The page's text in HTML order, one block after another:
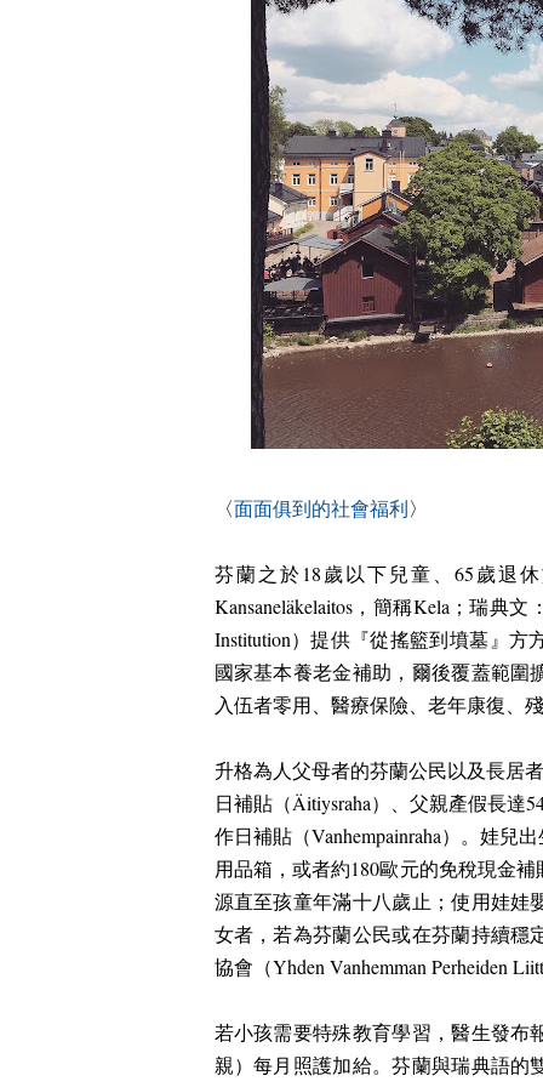
〈面面俱到的社會福利〉
芬蘭之於18歲以下兒童、 65歲退
Kansaneläkelaitos，簡稱Kela ；瑞典文
Institution）提供『從搖籃到墳墓』方
國家基本養老金補助，爾後覆蓋範圍
入伍者零用、醫療保險、老年康復、
升格為人父母者的芬蘭公民以及長居
日補貼（Äitiysraha）、父親產假長達
作日補貼（Vanhempainraha）。娃兒
用品箱，或者約180歐元的免稅現金
源直至孩童年滿十八歲止；使用娃娃
女者，若為芬蘭公民或在芬蘭持續穩
協會（Yhden Vanhemman Perheiden
若小孩需要特殊教育學習，醫生發布
親）每月照護加給。芬蘭與瑞典語的